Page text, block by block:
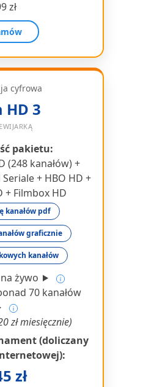
zł
cyfrowa
HD 3
pakietu:
(248 kanałów) +
+ HBO HD +
+ Filmbox HD
kanałów pdf
graficznie
kanałów
żywo
70 kanałów
zł miesięcznie)
(doliczany
zł